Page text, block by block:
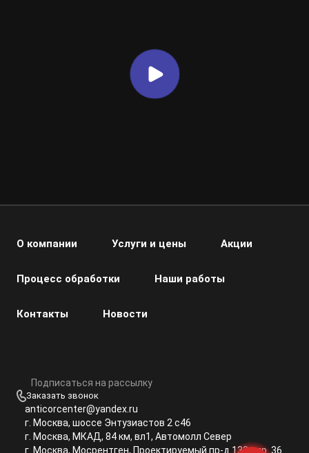
О компании Услуги и цены Акции
Процесс обработки Наши работы
Контакты Новости
Подписаться на рассылку
Заказать звонок
anticorcenter@yandex.ru
г. Москва, шоссе Энтузиастов 2 с46
г. Москва, МКАД, 84 км, вл1, Автомолл Север
г. Москва, Мосрентген, Проектируемый пр-д 133 стр. 36